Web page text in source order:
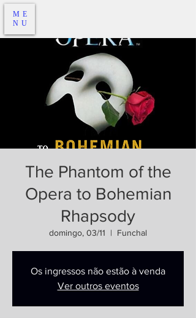
ME
NU
The Phantom of the
Opera to Bohemian
Rhapsody
domingo, 03/11
  |
Funchal
Os ingressos não estão à venda
Ver outros eventos